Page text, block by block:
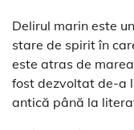
Delirul marin este
stare de spirit în
este atras de
fost dezvoltat de-a
antică până la